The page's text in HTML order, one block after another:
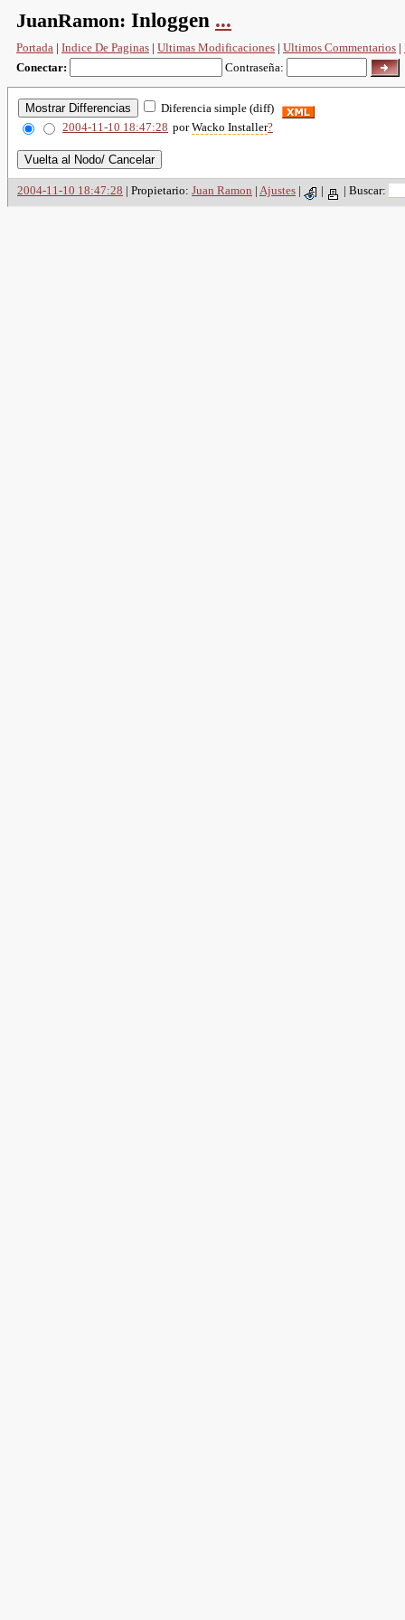
JuanRamon: Inloggen ...
Portada | Indice De Paginas | Ultimas Modificaciones | Ultimos Commentarios |
Conectar:
Contraseña:
Diferencia simple (diff)
2004-11-10 18:47:28 porWacko Installer?
2004-11-10 18:47:28 | Propietario: Juan Ramon | Ajustes | | | Buscar: